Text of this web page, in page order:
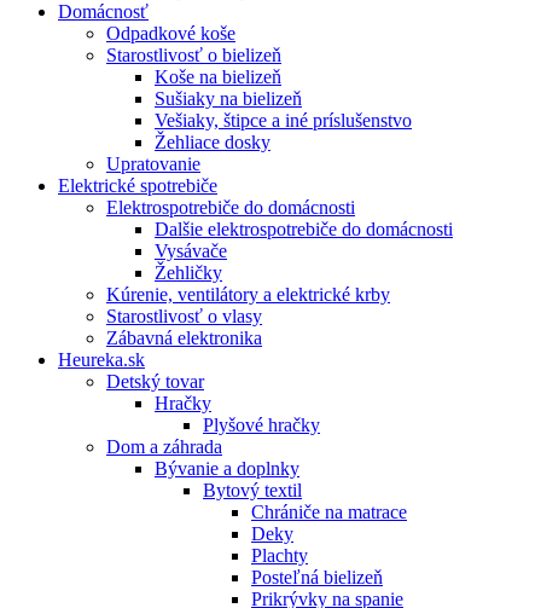
Domácnosť
Odpadkové koše
Starostlivosť o bielizeň
Koše na bielizeň
Sušiaky na bielizeň
Vešiaky, štipce a iné príslušenstvo
Žehliace dosky
Upratovanie
Elektrické spotrebiče
Elektrospotrebiče do domácnosti
Dalšie elektrospotrebiče do domácnosti
Vysávače
Žehličky
Kúrenie, ventilátory a elektrické krby
Starostlivosť o vlasy
Zábavná elektronika
Heureka.sk
Detský tovar
Hračky
Plyšové hračky
Dom a záhrada
Bývanie a doplnky
Bytový textil
Chrániče na matrace
Deky
Plachty
Posteľná bielizeň
Prikrývky na spanie